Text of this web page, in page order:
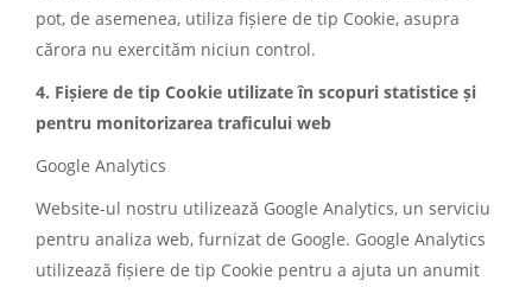
pot, de asemenea, utiliza fișiere de tip Cookie, asupra
cărora nu exercităm niciun control.
4. Fișiere de tip Cookie utilizate în scopuri statistice și
pentru monitorizarea traficului web
Google Analytics
Website-ul nostru utilizează Google Analytics, un serviciu
pentru analiza web, furnizat de Google. Google Analytics
utilizează fișiere de tip Cookie pentru a ajuta un anumit